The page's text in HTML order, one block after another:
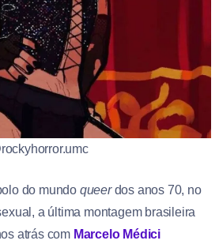
do mundo queerdos anos 70, no
a última montagem brasileira
atrás com Marcelo Médici